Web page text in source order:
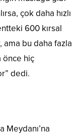
çok daha hızlı
600 kırsal
ama bu daha fazla
önce hiç
dedi.
Meydanı’na